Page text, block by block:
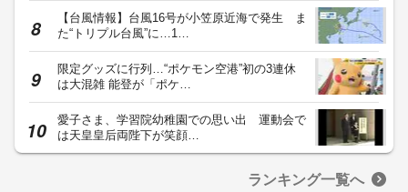
【台風情報】台風16号が小笠原近海で発生 ま
た“トリプル台風”に…1…
限定グッズに行列…“ポケモン空港”初の3連休
は大混雑 能登が「ポケ…
愛子さま、学習院幼稚園での思い出 運動会で
は天皇皇后両陛下が笑顔…
ランキング一覧へ